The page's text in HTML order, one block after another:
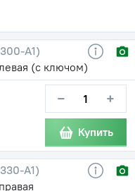
А1)
(с ключом)
− +
Купить
А1)